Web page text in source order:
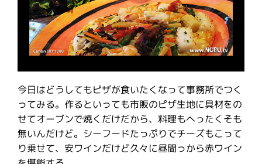
今日はどうしてもピザが食いたくなって事務所でつく
ってみる。作るといっても市販のピザ生地に具材をの
せてオーブンで焼くだけだから、料理もへったくそも
無いんだけど。シーフードたっぷりでチーズもこって
り乗せて、安ワインだけど久々に昼間っから赤ワイン